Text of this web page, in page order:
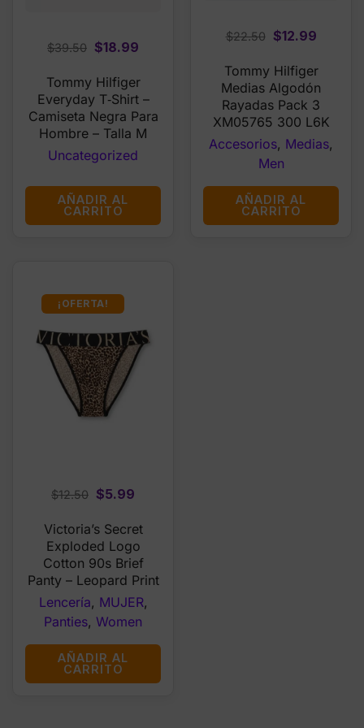
$39.50 Original
was:
$39.50.
$18.99
is:
$18.99.
Tommy Hilfiger
Everyday T‑Shirt –
Camiseta Negra Para
Hombre – Talla M
Uncategorized
AÑADIR AL
CARRITO
$22.50
Original
was:
$22.50.
$12.99
is:
$12.99.
Tommy Hilfiger
Medias Algodón
Rayadas Pack 3
XM05765 300 L6K
Accesorios, Medias,
Men
AÑADIR AL
CARRITO
¡OFERTA!
$12.50 Original
was:
$12.50.
$5.99
is:
$5.99.
Victoria’s Secret
Exploded Logo
Cotton 90s Brief
Panty – Leopard Print
Lencería, MUJER,
Panties, Women
AÑADIR AL
CARRITO